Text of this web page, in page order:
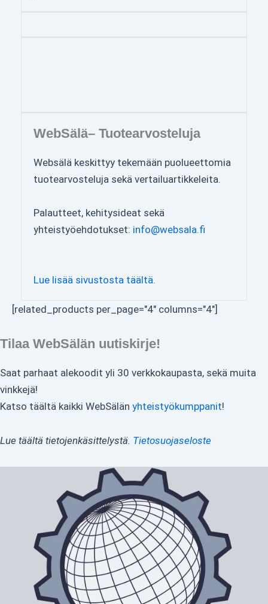
WebSälä– Tuotearvosteluja
Websälä keskittyy tekemään puolueettomia
tuotearvosteluja sekä vertailuartikkeleita.
Palautteet, kehitysideat sekä
yhteistyöehdotukset: info@websala.fi
Lue lisää sivustosta täältä.
[related_products per_page="4" columns="4"]
Tilaa WebSälän uutiskirje!
Saat parhaat alekoodit yli 30 verkkokaupasta, sekä muita
vinkkejä!
Katso täältä kaikki WebSälän yhteistyökumppanit!
Lue täältä tietojenkäsittelystä. Tietosuojaseloste